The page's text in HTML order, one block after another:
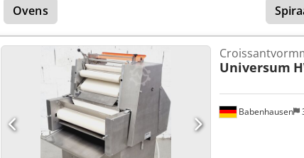
Kwaliteit van een vakbedrijf! Profiteer van meer dan 35 jaar
Aanvoerinrichting E-Box voor extra veiligheid Servicepakket
Ovens
Babenhausen
Universum